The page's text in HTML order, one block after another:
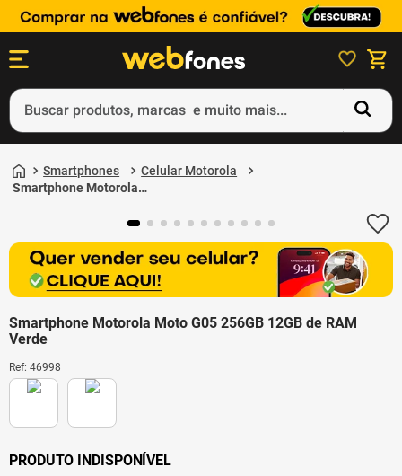
Buscar produtos, marcas e muito mais...
Smartphones
Celular Motorola
Smartphone Motorola
Smartphone Motorola Moto G05 256GB 12GB de RAM
Verde
Ref: 46998
1º
ps5
3º
4º
ps4